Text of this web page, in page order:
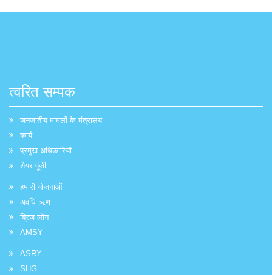
त्वरित सम्पक
जनजातीय मामलों के मंत्रालय
कार्य
प्रमुख अधिकारियों
शेयर पूंजी
हमारी योजनाओं
अवधि ऋण
ब्रिज लोन
AMSY
ASRY
SHG